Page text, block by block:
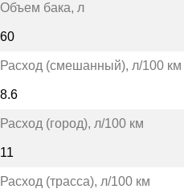
Объем бака, л
60
Расход (смешанный), л/100 км
8.6
Расход (город), л/100 км
11
Расход (трасса), л/100 км